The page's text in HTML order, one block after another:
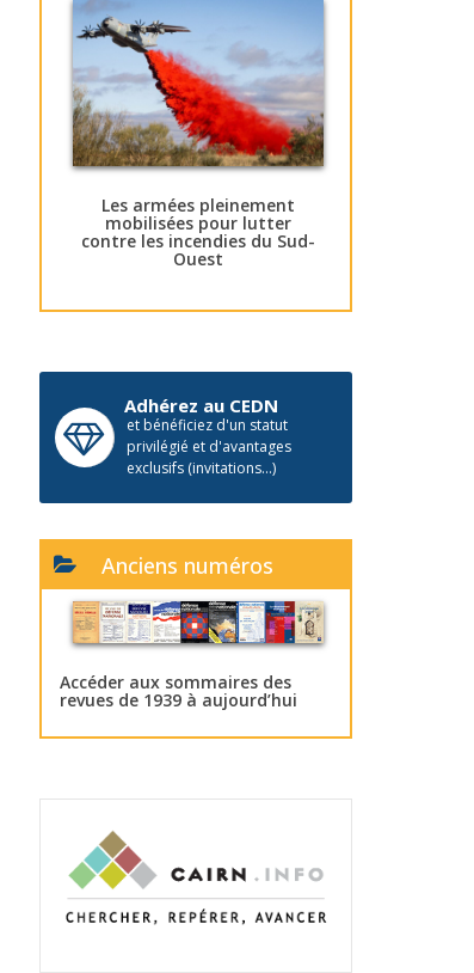
Les armées pleinement
mobilisées pour lutter
contre les incendies du Sud-
Ouest
Adhérez au CEDN
et bénéficiez d'un statut
privilégié et d'avantages
exclusifs (invitations...)
Anciens numéros
Accéder aux sommaires des
revues de 1939 à aujourd’hui